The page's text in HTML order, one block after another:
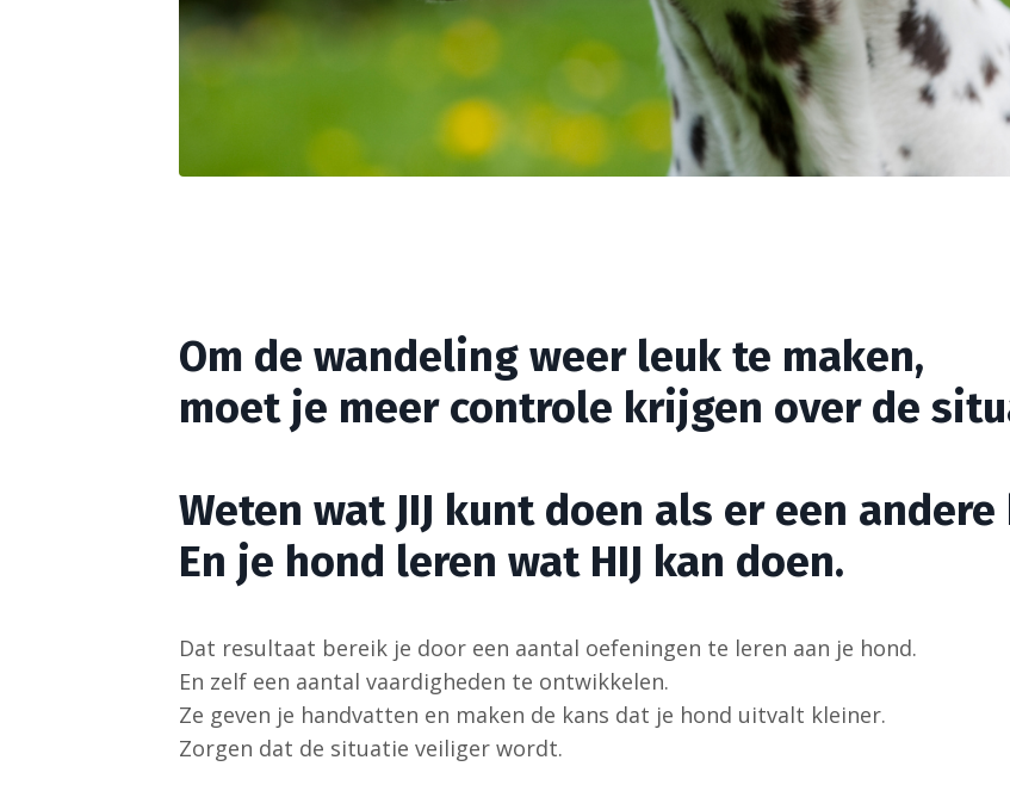
Om de wandeling weer leuk te maken,
moet je meer controle krijgen over de
Weten wat JIJ kunt doen als er een
En je hond leren wat HIJ kan doen.
Dat resultaat bereik je door een aantal oefeningen te leren aan je hond.
En zelf een aantal vaardigheden te ontwikkelen.
Ze geven je handvatten en maken de kans dat je hond uitvalt kleiner.
Zorgen dat de situatie veiliger wordt.